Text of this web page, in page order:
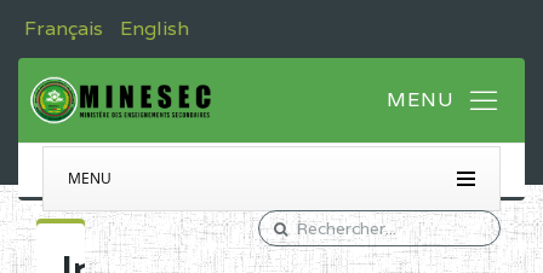
Français English
MENU